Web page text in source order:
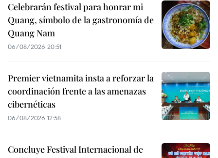
Celebrarán festival para honrar mi
Quang, símbolo de la gastronomía de
Quang Nam
06/08/2026 20:51
Premier vietnamita insta a reforzar la
coordinación frente a las amenazas
cibernéticas
06/08/2026 12:58
Concluye Festival Internacional de